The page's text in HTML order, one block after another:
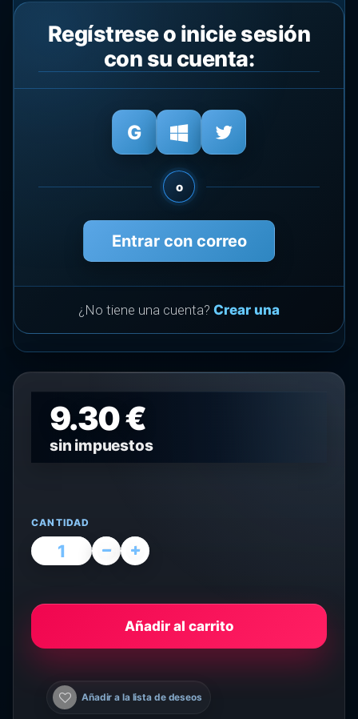
Regístrese o inicie sesión
con su cuenta:
o
Entrar con correo
¿No tiene una cuenta? Crear una
9.30 €
sin impuestos
CANTIDAD
Añadir al carrito
Añadir a la lista de deseos